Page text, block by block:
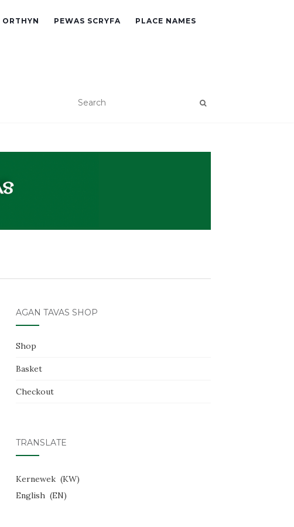
ORTHYN PEWAS SCRYFA PLACE NAMES
AGAN TAVAS SHOP
Shop
Basket
Checkout
TRANSLATE
Kernewek
KW
English
EN